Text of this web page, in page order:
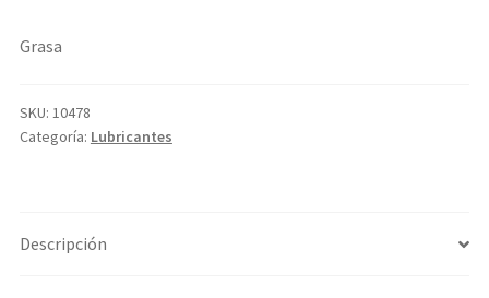
Grasa
SKU: 10478
Categoría: Lubricantes
Descripción